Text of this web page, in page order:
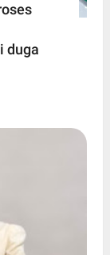
duga